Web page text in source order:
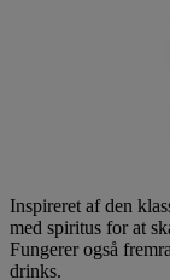
Inspireret af den
med spiritus for at
Fungerer også
drinks.